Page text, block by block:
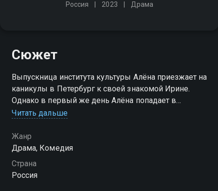
Россия 2023 Драма
Сюжет
Выпускница института культуры Алёна приезжает на
каникулы в Петербург к своей знакомой Ирине.
Однако в первый же день Алёна попадает в
автомобильную аварию…
Посмотреть онлайн 1 сезон сериала Питер Онлайн
вы можете совершенно бесплатно в хорошем HD
качестве на Смотрёшке
Читать дальше
Жанр
Драма, Комедия
Страна
Россия